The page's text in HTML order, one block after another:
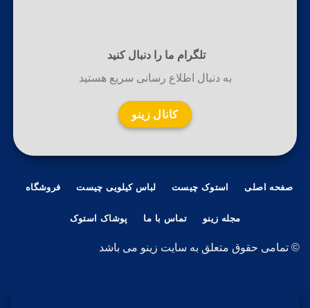
تلگرام ما را دنبال کنید
به دنبال اطلاع رسانی سریع هستید
کانال زینو
صفحه اصلی استوک چیست لباس کیلویی چیست فروشگاه
مجله زینو تماس با ما پوشاک استوک
© تمامی حقوق متعلق به سایت زینو می باشد